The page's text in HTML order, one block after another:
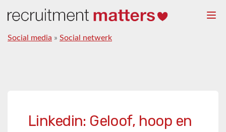
Social media » Social netwerk
Linkedin: Geloof, hoop en